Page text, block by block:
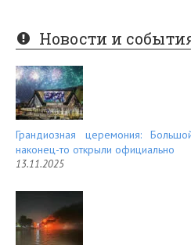
er
es
t
e
d
Новости и
Грандиозная церемония:
наконец-то открыли официально
13.11.2025